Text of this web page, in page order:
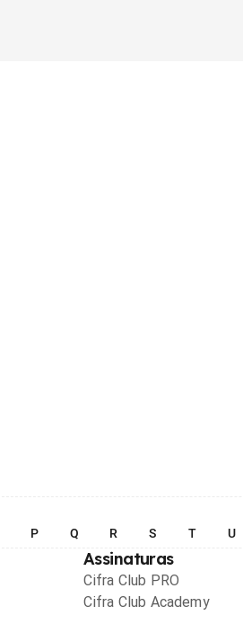
P Q R S T U
Assinaturas
Cifra Club PRO
Cifra Club Academy